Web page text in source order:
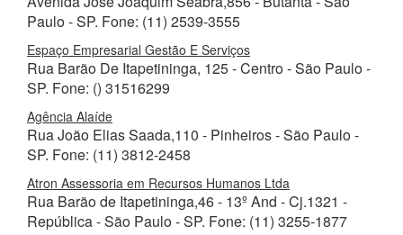
Paulo - SP. Fone: (11) 2539-3555
Espaço Empresarial Gestão E Serviços
Rua Barão De Itapetininga, 125 - Centro - São Paulo -
SP. Fone: () 31516299
Agência Alaíde
Rua João Elias Saada,110 - Pinheiros - São Paulo -
SP. Fone: (11) 3812-2458
Atron Assessoria em Recursos Humanos Ltda
Rua Barão de Itapetininga,46 - 13º And - Cj.1321 -
República - São Paulo - SP. Fone: (11) 3255-1877